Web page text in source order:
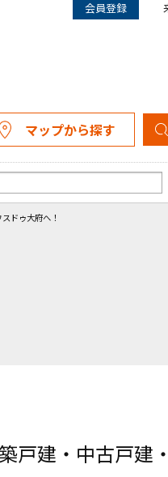
会員登録
マップから探す
ドゥ大府へ！
戸建・中古戸建